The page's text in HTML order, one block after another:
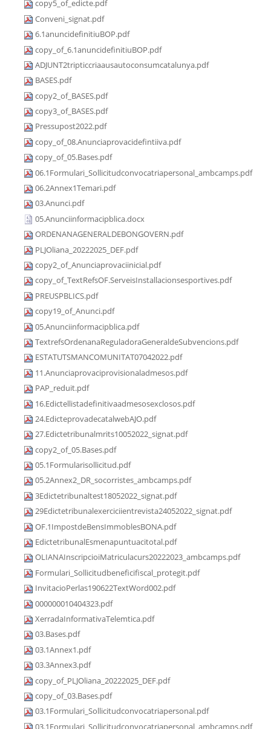
copy5_of_edicte.pdf
Conveni_signat.pdf
6.1anuncidefinitiuBOP.pdf
copy_of_6.1anuncidefinitiuBOP.pdf
ADJUNT2tripticcriaausautoconsumcatalunya.pdf
BASES.pdf
copy2_of_BASES.pdf
copy3_of_BASES.pdf
Pressupost2022.pdf
copy_of_08.Anunciaprovacidefintiiva.pdf
copy_of_05.Bases.pdf
06.1Formulari_Sollicitudconvocatriapersonal_ambcamps.pdf
06.2Annex1Temari.pdf
03.Anunci.pdf
05.Anunciinformacipblica.docx
ORDENANAGENERALDEBONGOVERN.pdf
PLJOliana_20222025_DEF.pdf
copy2_of_Anunciaprovaciinicial.pdf
copy_of_TextRefsOF.ServeisInstallacionsesportives.pdf
PREUSPBLICS.pdf
copy19_of_Anunci.pdf
05.Anunciinformacipblica.pdf
TextrefsOrdenanaReguladoraGeneraldeSubvencions.pdf
ESTATUTSMANCOMUNITAT07042022.pdf
11.Anunciaprovaciprovisionaladmesos.pdf
PAP_reduit.pdf
16.Edictellistadefinitivaadmesosexclosos.pdf
24.EdicteprovadecatalwebAJO.pdf
27.Edictetribunalmrits10052022_signat.pdf
copy2_of_05.Bases.pdf
05.1Formularisollicitud.pdf
05.2Annex2_DR_socorristes_ambcamps.pdf
3Edictetribunaltest18052022_signat.pdf
29Edictetribunalexerciciientrevista24052022_signat.pdf
OF.1ImpostdeBensImmoblesBONA.pdf
EdictetribunalEsmenapuntuacitotal.pdf
OLIANAInscripcioiMatriculacurs20222023_ambcamps.pdf
Formulari_Sollicitudbeneficifiscal_protegit.pdf
InvitacioPerlas190622TextWord002.pdf
000000010404323.pdf
XerradaInformativaTelemtica.pdf
03.Bases.pdf
03.1Annex1.pdf
03.3Annex3.pdf
copy_of_PLJOliana_20222025_DEF.pdf
copy_of_03.Bases.pdf
03.1Formulari_Sollicitudconvocatriapersonal.pdf
03.1Formulari_Sollicitudconvocatriapersonal_ambcamps.pdf